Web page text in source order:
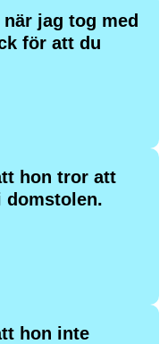
jag tog med
för att du
hon tror att
domstolen.
hon inte